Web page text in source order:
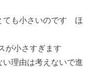
ても小さいのです ほ
小さすぎます
理由は考えないで進